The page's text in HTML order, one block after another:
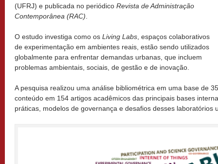
(UFRJ) e publicada no periódico Revista de Administração
Contemporânea (RAC)
O estudo investiga como os Living Labs , espaços colaborativos
de experimentação em ambientes reais, estão sendo utilizados
globalmente para enfrentar demandas urbanas, que incluem
problemas ambientais, sociais, de gestão e de inovação.
A pesquisa realizou uma análise bibliométrica em uma base de
conteúdo em 154 artigos acadêmicos das principais bases
práticas, modelos de governança e desafios desses laboratórios